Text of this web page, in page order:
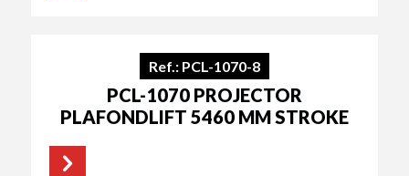
Ref.: PCL-1070-8
PCL-1070 PROJECTOR
PLAFONDLIFT 5460 MM STROKE